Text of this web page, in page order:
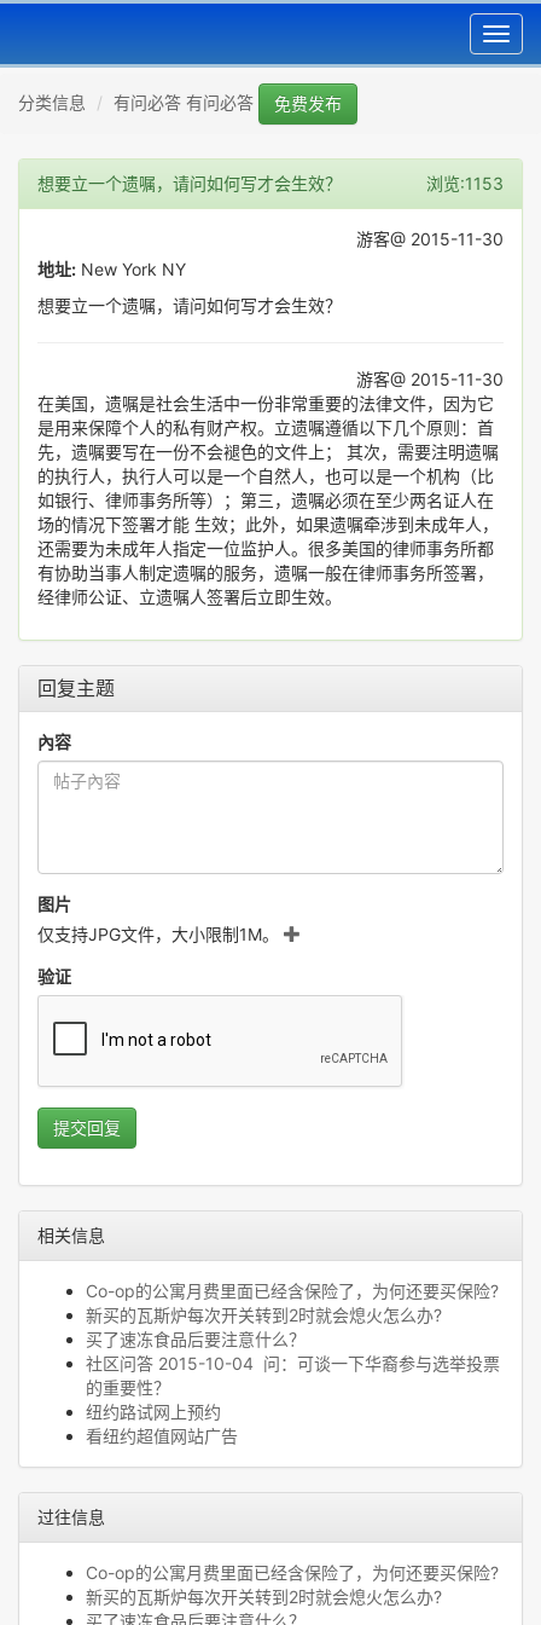
分类信息 有问必答 有问必答 免费发布
想要立一个遗嘱，请问如何写才会生效？ 浏览:1153
游客@ 2015-11-30
地址: New York NY
想要立一个遗嘱，请问如何写才会生效？
游客@ 2015-11-30
在美国，遗嘱是社会生活中一份非常重要的法律文件，因为它
是用来保障个人的私有财产权。立遗嘱遵循以下几个原则：首
先，遗嘱要写在一份不会褪色的文件上； 其次，需要注明遗嘱
的执行人，执行人可以是一个自然人，也可以是一个机构（比
如银行、律师事务所等）；第三，遗嘱必须在至少两名证人在
场的情况下签署才能 生效；此外，如果遗嘱牵涉到未成年人，
还需要为未成年人指定一位监护人。很多美国的律师事务所都
有协助当事人制定遗嘱的服务，遗嘱一般在律师事务所签署，
经律师公证、立遗嘱人签署后立即生效。
回复主题
內容
图片
仅支持JPG文件，大小限制1M。
验证
提交回复
相关信息
Co-op的公寓月费里面已经含保险了，为何还要买保险?
新买的瓦斯炉每次开关转到2时就会熄火怎么办?
买了速冻食品后要注意什么？
社区问答 2015-10-04 问：可谈一下华裔参与选举投票
的重要性？
纽约路试网上预约
看纽约超值网站广告
过往信息
Co-op的公寓月费里面已经含保险了，为何还要买保险?
新买的瓦斯炉每次开关转到2时就会熄火怎么办?
买了速冻食品后要注意什么？